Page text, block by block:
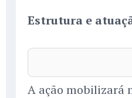
Estrutura e
A ação mobilizará